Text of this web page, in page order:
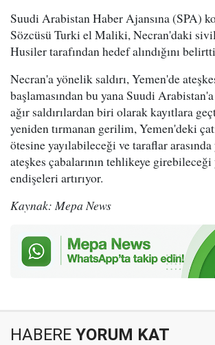
Suudi Arabistan Haber Ajansına (SPA)
Sözcüsü Turki el Maliki, Necran'daki
Husiler tarafından hedef alındığını
Necran'a yönelik saldırı, Yemen'de
başlamasından bu yana Suudi
ağır saldırılardan biri olarak kayıtlara
yeniden tırmanan gerilim, Yemen'deki
ötesine yayılabileceği ve taraflar
ateşkes çabalarının tehlikeye
endişeleri artırıyor.
Kaynak: Mepa News
HABERE YORUM KAT